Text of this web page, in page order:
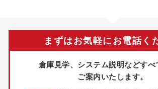
まずはお気軽にお電話く
倉庫見学、システム説明などすべ
ご案内いたします。